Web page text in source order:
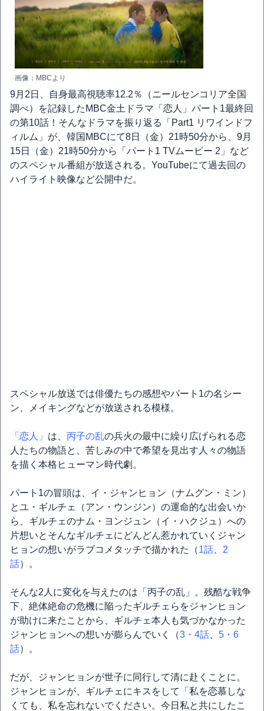
画像：MBCより
9月2日、自身最高視聴率12.2％（ニールセンコリア全国
調べ）を記録したMBC金土ドラマ「恋人」パート1最終回
の第10話！そんなドラマを振り返る「Part1 リワインドフ
ィルム」が、韓国MBCにて8日（金）21時50分から、9月
15日（金）21時50分から「パート1 TVムービー 2」など
のスペシャル番組が放送される。YouTubeにて過去回の
ハイライト映像など公開中だ。
スペシャル放送では俳優たちの感想やパート1の名シー
ン、メイキングなどが放送される模様。
「恋人」 は、 丙子の乱の兵火の最中に繰り広げられる恋
人たちの物語と、苦しみの中で希望を見出す人々の物語
を描く本格ヒューマン時代劇。
パート1の冒頭は、イ・ジャンヒョン（ナムグン・ミン）
とユ・ギルチェ（アン・ウンジン）の運命的な出会いか
ら、ギルチェのナム・ヨンジュン（イ・ハクジュ）への
片想いとそんなギルチェにどんどん惹かれていくジャン
ヒョンの想いがラブコメタッチで描かれた（1話
2
話）。
そんな2人に変化を与えたのは「丙子の乱」。残酷な戦争
下、絶体絶命の危機に陥ったギルチェらをジャンヒョン
が助けに来たことから、ギルチェ本人も気づかなかった
ジャンヒョンへの想いが膨らんでいく（3・4話
5・6
話）。
だが、ジャンヒョンが世子に同行して清に赴くことに。
ジャンヒョンが、ギルチェにキスをして「私を恋慕しな
くても、私を忘れないでください。今日私と共にしたこ